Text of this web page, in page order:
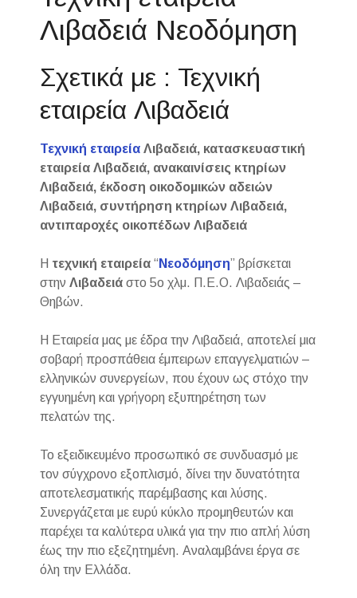
Λιβαδειά Νεοδόμηση
Σχετικά με : Τεχνική
εταιρεία Λιβαδειά
Τεχνική εταιρεία Λιβαδειά, κατασκευαστική
εταιρεία Λιβαδειά, ανακαινίσεις κτηρίων
Λιβαδειά, έκδοση οικοδομικών αδειών
Λιβαδειά, συντήρηση κτηρίων Λιβαδειά,
αντιπαροχές οικοπέδων Λιβαδειά
Η τεχνική εταιρεία “ Νεοδόμηση” βρίσκεται
στηνΛιβαδειά στο 5ο χλμ. Π.Ε.Ο. Λιβαδειάς –
Θηβών.
Η Εταιρεία μας με έδρα την Λιβαδειά, αποτελεί μια
σοβαρή προσπάθεια έμπειρων επαγγελματιών –
ελληνικών συνεργείων, που έχουν ως στόχο την
εγγυημένη και γρήγορη εξυπηρέτηση των
πελατών της.
Το εξειδικευμένο προσωπικό σε συνδυασμό με
τον σύγχρονο εξοπλισμό, δίνει την δυνατότητα
αποτελεσματικής παρέμβασης και λύσης.
Συνεργάζεται με ευρύ κύκλο προμηθευτών και
παρέχει τα καλύτερα υλικά για την πιο απλή λύση
έως την πιο εξεζητημένη. Αναλαμβάνει έργα σε
όλη την Ελλάδα.